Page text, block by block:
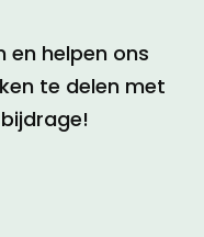
en helpen ons
te delen met